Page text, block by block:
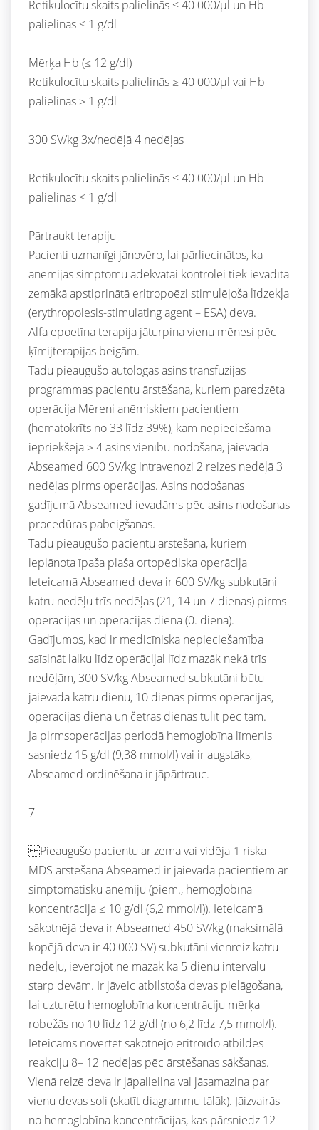
Retikulocītu skaits palielinās < 40 000/µl un Hb
palielinās < 1 g/dl
Mērķa Hb (≤ 12 g/dl)
Retikulocītu skaits palielinās ≥ 40 000/µl vai Hb
palielinās ≥ 1 g/dl
300 SV/kg 3x/nedēļā 4 nedēļas
Retikulocītu skaits palielinās < 40 000/µl un Hb
palielinās < 1 g/dl
Pārtraukt terapiju
Pacienti uzmanīgi jānovēro, lai pārliecinātos, ka
anēmijas simptomu adekvātai kontrolei tiek ievadīta
zemākā apstiprinātā eritropoēzi stimulējoša līdzekļa
(erythropoiesis-stimulating agent – ESA) deva.
Alfa epoetīna terapija jāturpina vienu mēnesi pēc
ķīmijterapijas beigām.
Tādu pieaugušo autologās asins transfūzijas
programmas pacientu ārstēšana, kuriem paredzēta
operācija Mēreni anēmiskiem pacientiem
(hematokrīts no 33 līdz 39%), kam nepieciešama
iepriekšēja ≥ 4 asins vienību nodošana, jāievada
Abseamed 600 SV/kg intravenozi 2 reizes nedēļā 3
nedēļas pirms operācijas. Asins nodošanas
gadījumā Abseamed ievadāms pēc asins nodošanas
procedūras pabeigšanas.
Tādu pieaugušo pacientu ārstēšana, kuriem
ieplānota īpaša plaša ortopēdiska operācija
Ieteicamā Abseamed deva ir 600 SV/kg subkutāni
katru nedēļu trīs nedēļas (21, 14 un 7 dienas) pirms
operācijas un operācijas dienā (0. diena).
Gadījumos, kad ir medicīniska nepieciešamība
saīsināt laiku līdz operācijai līdz mazāk nekā trīs
nedēļām, 300 SV/kg Abseamed subkutāni būtu
jāievada katru dienu, 10 dienas pirms operācijas,
operācijas dienā un četras dienas tūlīt pēc tam.
Ja pirmsoperācijas periodā hemoglobīna līmenis
sasniedz 15 g/dl (9,38 mmol/l) vai ir augstāks,
Abseamed ordinēšana ir jāpārtrauc.
7
Pieaugušo pacientu ar zema vai vidēja-1 riska
MDS ārstēšana Abseamed ir jāievada pacientiem ar
simptomātisku anēmiju (piem., hemoglobīna
koncentrācija ≤ 10 g/dl (6,2 mmol/l)). Ieteicamā
sākotnējā deva ir Abseamed 450 SV/kg (maksimālā
kopējā deva ir 40 000 SV) subkutāni vienreiz katru
nedēļu, ievērojot ne mazāk kā 5 dienu intervālu
starp devām. Ir jāveic atbilstoša devas pielāgošana,
lai uzturētu hemoglobīna koncentrāciju mērķa
robežās no 10 līdz 12 g/dl (no 6,2 līdz 7,5 mmol/l).
Ieteicams novērtēt sākotnējo eritroīdo atbildes
reakciju 8– 12 nedēļas pēc ārstēšanas sākšanas.
Vienā reizē deva ir jāpalielina vai jāsamazina par
vienu devas soli (skatīt diagrammu tālāk). Jāizvairās
no hemoglobīna koncentrācijas, kas pārsniedz 12